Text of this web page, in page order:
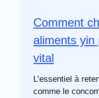
Comment
aliments yin
vital
L’essentiel à
comme le